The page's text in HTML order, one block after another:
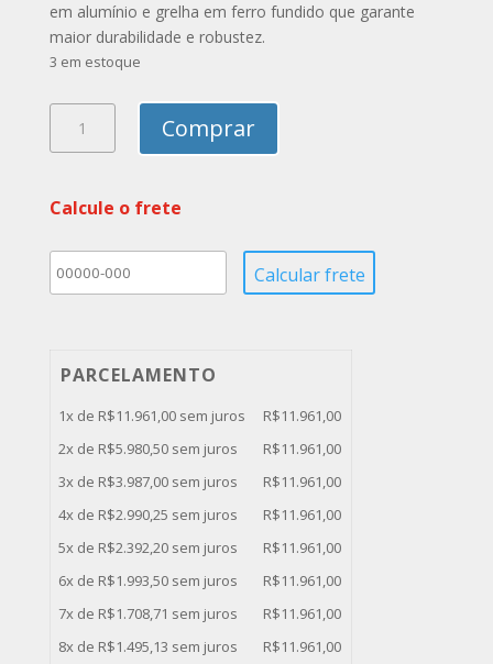
em alumínio e grelha em ferro fundido que garante
maior durabilidade e robustez.
3 em estoque
Broiler
-
Grelha
quantidade
Comprar
Calcule o frete
PARCELAMENTO
1x de R$11.961,00 sem juros R$11.961,00
2x de R$5.980,50 sem juros R$11.961,00
3x de R$3.987,00 sem juros R$11.961,00
4x de R$2.990,25 sem juros R$11.961,00
5x de R$2.392,20 sem juros R$11.961,00
6x de R$1.993,50 sem juros R$11.961,00
7x de R$1.708,71 sem juros R$11.961,00
8x de R$1.495,13 sem juros R$11.961,00